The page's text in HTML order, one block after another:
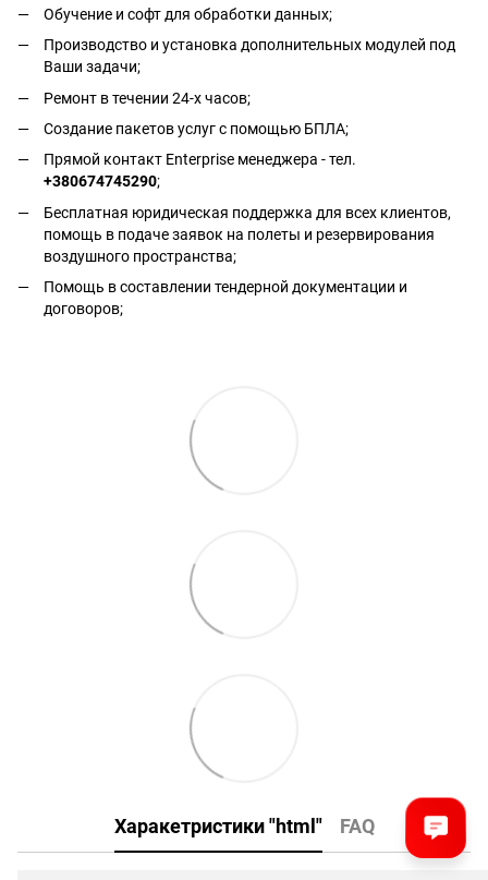
Обучение и софт для обработки данных;
Производство и установка дополнительных модулей под
Ваши задачи;
Ремонт в течении 24-х часов;
Создание пакетов услуг с помощью БПЛА;
Прямой контакт Enterprise менеджера - тел.
+380674745290;
Бесплатная юридическая поддержка для всех клиентов,
помощь в подаче заявок на полеты и резервирования
воздушного пространства;
Помощь в составлении тендерной документации и
договоров;
Харакетристики "html" FAQ